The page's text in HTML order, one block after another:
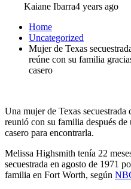
Kaiane Ibarra4 years ago
Home
Uncategorized
Mujer de Texas
reúne con su familia
casero
Una mujer de Texas secuestrada
reunió con su familia después
casero para encontrarla.
Melissa Highsmith tenía 22
secuestrada en agosto de 1971
familia en Fort Worth, según